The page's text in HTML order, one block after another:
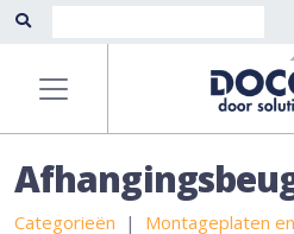
Categorieën
Montageplaten